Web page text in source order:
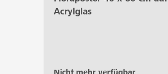
Acrylglas
Nicht mehr verfügbar